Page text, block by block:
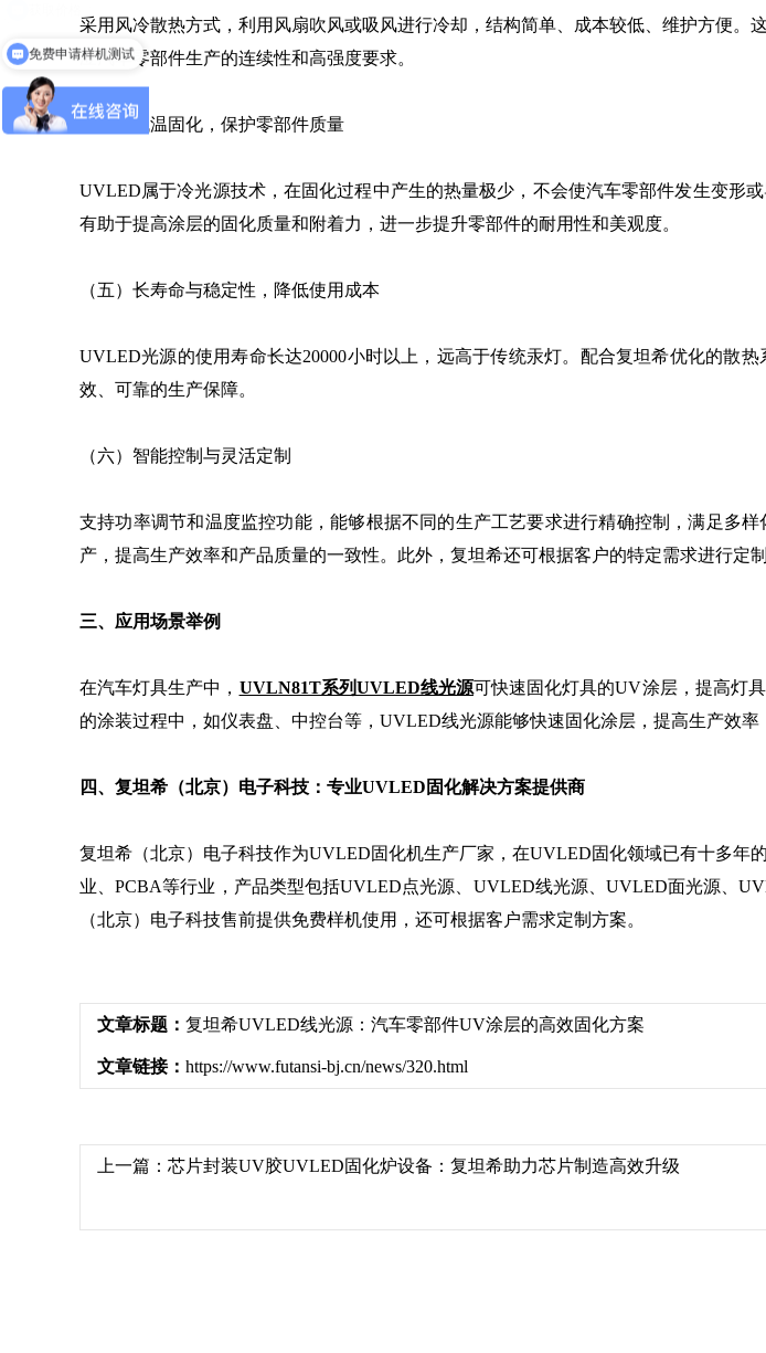
采用风冷散热方式，利用风扇吹风或吸风进行冷却，结构简单、成本较低、维护方便
应汽车零部件生产的连续性和高强度要求。
（四）低温固化，保护零部件质量
UVLED属于冷光源技术，在固化过程中产生的热量极少，不会使汽车零部件发生变形
有助于提高涂层的固化质量和附着力，进一步提升零部件的耐用性和美观度。
（五）长寿命与稳定性，降低使用成本
UVLED光源的使用寿命长达20000小时以上，远高于传统汞灯。配合复坦希优化的散
效、可靠的生产保障。
（六）智能控制与灵活定制
支持功率调节和温度监控功能，能够根据不同的生产工艺要求进行精确控制，满足多
产，提高生产效率和产品质量的一致性。此外，复坦希还可根据客户的特定需求进行定
三、应用场景举例
在汽车灯具生产中， UVLN81T系列UVLED线光源可快速固化灯具的UV涂层，提高灯
的涂装过程中，如仪表盘、中控台等，UVLED线光源能够快速固化涂层，提高生产效率
四、复坦希（北京）电子科技：专业UVLED固化解决方案提供商
复坦希（北京）电子科技作为UVLED固化机生产厂家，在UVLED固化领域已有十多
业、PCBA等行业，产品类型包括UVLED点光源、UVLED线光源、UVLED面光源、
（北京）电子科技售前提供免费样机使用，还可根据客户需求定制方案。
文章标题： 复坦希UVLED线光源：汽车零部件UV涂层的高效固化方案
文章链接： https://www.futansi-bj.cn/news/320.html
上一篇： 芯片封装UV胶UVLED固化炉设备：复坦希助力芯片制造高效升级
免费申请样机测试